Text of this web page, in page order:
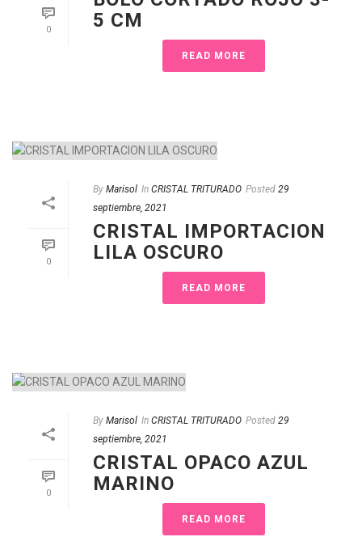
0
5 CM
READ MORE
0
By Marisol In CRISTAL TRITURADO Posted 29
septiembre, 2021
CRISTAL IMPORTACION
LILA OSCURO
READ MORE
0
By Marisol In CRISTAL TRITURADO Posted 29
septiembre, 2021
CRISTAL OPACO AZUL
MARINO
READ MORE